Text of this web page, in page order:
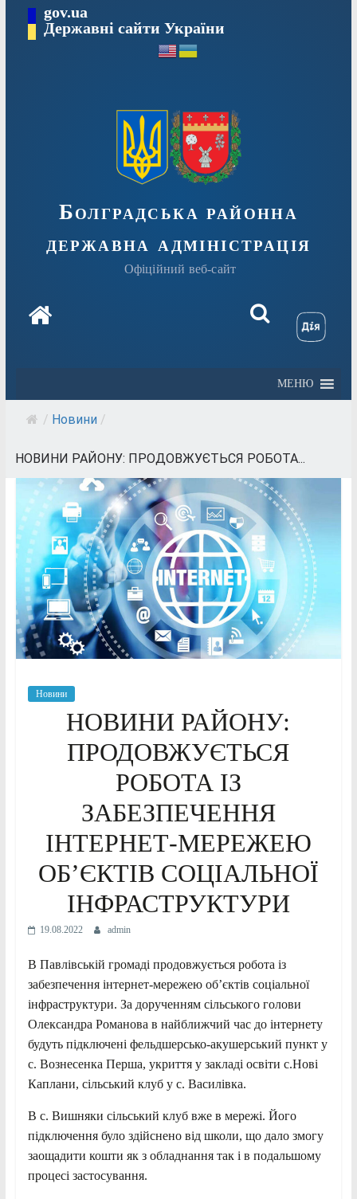
Перейтиgov.ua
Державні сайти України
Болградська районна
державна адміністрація
Офіційний веб-сайт
МЕНЮ
/ Новини /
НОВИНИ РАЙОНУ: ПРОДОВЖУЄТЬСЯ РОБОТА...
Новини
НОВИНИ РАЙОНУ:
ПРОДОВЖУЄТЬСЯ
РОБОТА ІЗ
ЗАБЕЗПЕЧЕННЯ
ІНТЕРНЕТ-МЕРЕЖЕЮ
ОБ’ЄКТІВ СОЦІАЛЬНОЇ
ІНФРАСТРУКТУРИ
19.08.2022 admin
В Павлівській громаді продовжується робота із
забезпечення інтернет-мережею об’єктів соціальної
інфраструктури. За дорученням сільського голови
Олександра Романова в найближчий час до інтернету
будуть підключені фельдшерсько-акушерський пункт у
с. Вознесенка Перша, укриття у закладі освіти с.Нові
Каплани, сільський клуб у с. Василівка.
В с. Вишняки сільський клуб вже в мережі. Його
підключення було здійснено від школи, що дало змогу
заощадити кошти як з обладнання так і в подальшому
процесі застосування.